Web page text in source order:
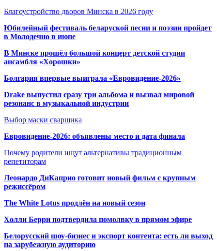
Благоустройство дворов Минска в 2026 году
Юбилейный фестиваль беларуской песни и поэзии пройдет
в Молодечно в июне
В Минске прошёл большой концерт детской студии
ансамбля «Хорошки»
Болгария впервые выиграла «Евровидение-2026»
Drake выпустил сразу три альбома и вызвал мировой
резонанс в музыкальной индустрии
Выбор маски сварщика
Евровидение-2026: объявлены место и дата финала
Почему родители ищут альтернативы традиционным
репетиторам
Леонардо ДиКаприо готовит новый фильм с крупным
режиссёром
The White Lotus продлён на новый сезон
Холли Берри подтвердила помолвку в прямом эфире
Белорусский шоу-бизнес и экспорт контента: есть ли выход
на зарубежную аудиторию